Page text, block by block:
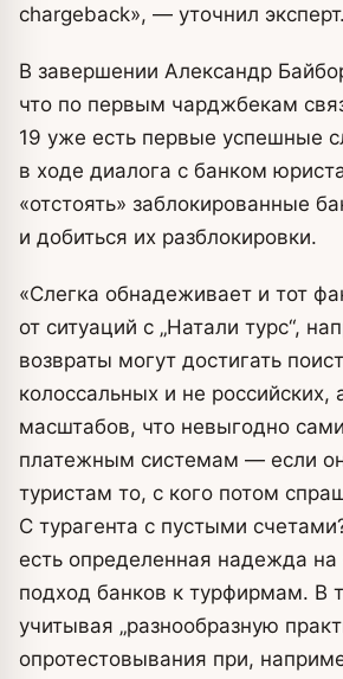
chargeback», — уточнил эксперт.
В завершении Александр
что по первым чарджбекам
19 уже есть первые успешные
в ходе диалога с банком
«отстоять» заблокированные
и добиться их разблокировки.
«Слегка обнадеживает и тот
от ситуаций с „Натали турс“,
возвраты могут достигать
колоссальных и не
масштабов, что невыгодно
платежным системам — если
туристам то, с кого потом
С турагента с пустыми
есть определенная надежда
подход банков к турфирмам. В
учитывая „разнообразную
опротестовывания при,